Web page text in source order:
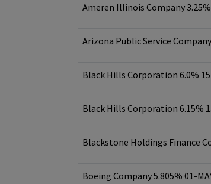
Ameren Illinois Company
Arizona Public Service
Black Hills Corporation 6.0%
Black Hills Corporation 6.15%
Blackstone Holdings Finance
Boeing Company 5.805% 01-